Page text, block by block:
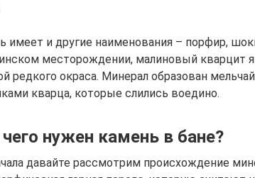
имеет и другие наименования – порфир,
месторождении, малиновый кварцит
редкого окраса. Минерал образован
кварца, которые слились воедино.
нужен камень в бане?
давайте рассмотрим происхождение